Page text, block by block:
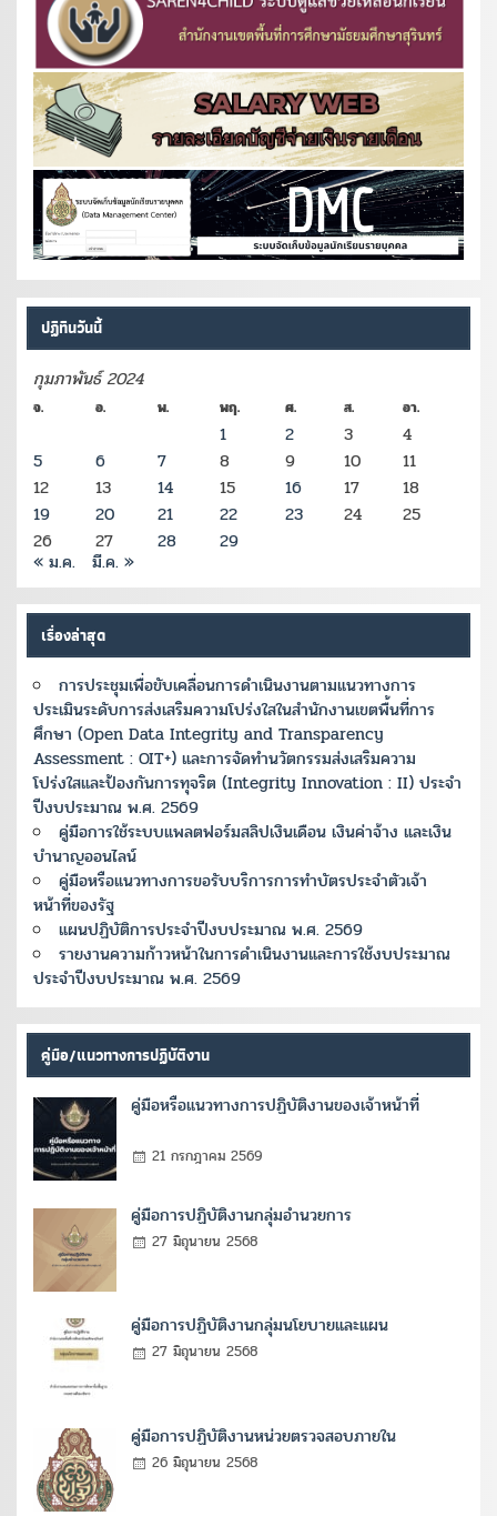
ปฏิทินวันนี้
กุมภาพันธ์ 2024
จ. อ. พ. พฤ. ศ. ส. อา.
1 2 3
4
5
6 7 8 9 10
11
12
13 14 15 16 17
18
19
20 21 22 23 24
25
26
27 28 29
« ม.ค. มี.ค. »
เรื่องล่าสุด
การประชุมเพื่อขับเคลื่อนการดำเนินงานตามแนวทางการ
ประเมินระดับการส่งเสริมความโปร่งใสในสำนักงานเขตพื้นที่การ
ศึกษา (Open Data Integrity and Transparency
Assessment : OIT+) และการจัดทำนวัตกรรมส่งเสริมความ
โปร่งใสและป้องกันการทุจริต (Integrity Innovation : II) ประจำ
ปีงบประมาณ พ.ศ. 2569
คู่มือการใช้ระบบแพลตฟอร์มสลิปเงินเดือน เงินค่าจ้าง และเงิน
บำนาญออนไลน์
คู่มือหรือแนวทางการขอรับบริการการทำบัตรประจำตัวเจ้า
หน้าที่ของรัฐ
แผนปฏิบัติการประจำปีงบประมาณ พ.ศ. 2569
รายงานความก้าวหน้าในการดำเนินงานและการใช้งบประมาณ
ประจำปีงบประมาณ พ.ศ. 2569
คู่มือ/แนวทางการปฏิบัติงาน
คู่มือหรือแนวทางการปฏิบัติงานของเจ้าหน้าที่
21 กรกฎาคม 2569
คู่มือการปฏิบัติงานกลุ่มอำนวยการ
27 มิถุนายน 2568
คู่มือการปฏิบัติงานกลุ่มนโยบายและแผน
27 มิถุนายน 2568
คู่มือการปฏิบัติงานหน่วยตรวจสอบภายใน
26 มิถุนายน 2568